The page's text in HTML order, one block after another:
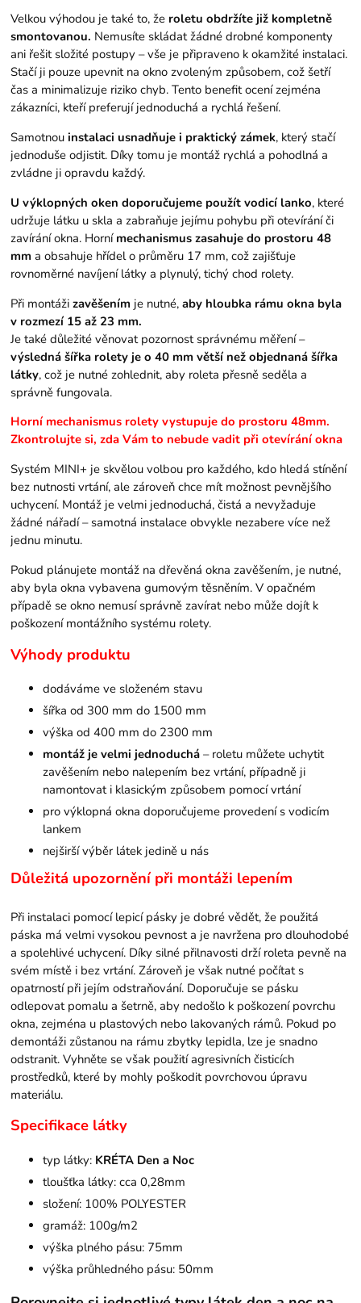
Velkou výhodou je také to, že roletu obdržíte již kompletně
smontovanou. Nemusíte skládat žádné drobné komponenty
ani řešit složité postupy – vše je připraveno k okamžité instalaci.
Stačí ji pouze upevnit na okno zvoleným způsobem, což šetří
čas a minimalizuje riziko chyb. Tento benefit ocení zejména
zákazníci, kteří preferují jednoduchá a rychlá řešení.
Samotnouinstalaci usnadňuje i praktický zámek, který stačí
jednoduše odjistit. Díky tomu je montáž rychlá a pohodlná a
zvládne ji opravdu každý.
U výklopných oken doporučujeme použít vodicí lanko, které
udržuje látku u skla a zabraňuje jejímu pohybu při otevírání či
zavírání okna. Horní mechanismus zasahuje do prostoru 48
mm a obsahuje hřídel o průměru 17 mm, což zajišťuje
rovnoměrné navíjení látky a plynulý, tichý chod rolety.
Při montážizavěšením je nutné,aby hloubka rámu okna byla
v rozmezí 15 až 23 mm.
Je také důležité věnovat pozornost správnému měření –
výsledná šířka rolety je o 40 mm větší než objednaná šířka
látky, což je nutné zohlednit, aby roleta přesně seděla a
správně fungovala.
Horní mechanismus rolety vystupuje do prostoru 48mm.
Zkontrolujte si, zda Vám to nebude vadit při otevírání okna
Systém MINI+ je skvělou volbou pro každého, kdo hledá stínění
bez nutnosti vrtání, ale zároveň chce mít možnost pevnějšího
uchycení. Montáž je velmi jednoduchá, čistá a nevyžaduje
žádné nářadí – samotná instalace obvykle nezabere více než
jednu minutu.
Pokud plánujete montáž na dřevěná okna zavěšením, je nutné,
aby byla okna vybavena gumovým těsněním. V opačném
případě se okno nemusí správně zavírat nebo může dojít k
poškození montážního systému rolety.
Výhody produktu
dodáváme ve složeném stavu
šířka od 300 mm do 1500 mm
výška od 400 mm do 2300 mm
montáž je velmi jednoduchá – roletu můžete uchytit
zavěšením nebo nalepením bez vrtání, případně ji
namontovat i klasickým způsobem pomocí vrtání
pro výklopná okna doporučujeme provedení s vodicím
lankem
nejširší výběr látek jedině u nás
Důležitá upozornění při montáži lepením
Při instalaci pomocí lepicí pásky je dobré vědět, že použitá
páska má velmi vysokou pevnost a je navržena pro dlouhodobé
a spolehlivé uchycení. Díky silné přilnavosti drží roleta pevně na
svém místě i bez vrtání. Zároveň je však nutné počítat s
opatrností při jejím odstraňování. Doporučuje se pásku
odlepovat pomalu a šetrně, aby nedošlo k poškození povrchu
okna, zejména u plastových nebo lakovaných rámů. Pokud po
demontáži zůstanou na rámu zbytky lepidla, lze je snadno
odstranit. Vyhněte se však použití agresivních čisticích
prostředků, které by mohly poškodit povrchovou úpravu
materiálu.
Specifikace látky
typ látky: KRÉTA Den a Noc
tloušťka látky: cca 0,28mm
složení: 100% POLYESTER
gramáž: 100g/m2
výška plného pásu: 75mm
výška průhledného pásu: 50mm